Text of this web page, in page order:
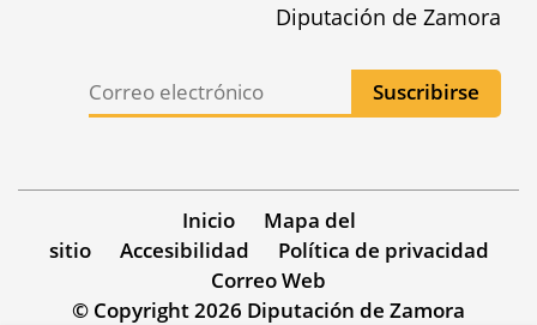
Diputación de Zamora
Inicio
Mapa del
sitio
Accesibilidad
Política de privacidad
Correo Web
© Copyright 2026 Diputación de Zamora